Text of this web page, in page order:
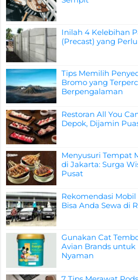
Inilah 4 Kelebihan
(Precast) yang
Tips Memilih
Bromo yang
Berpengalaman
Restoran All You
Depok, Dijamin
Menyusuri Tempat
di Jakarta: Surga
Pusat
Rekomendasi
Bisa Anda Sewa di
Gunakan Cat
Avian Brands
Nyaman